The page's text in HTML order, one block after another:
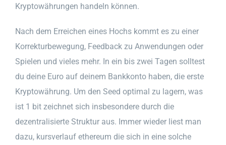
Kryptowährungen handeln können.
Nach dem Erreichen eines Hochs kommt es zu einer
Korrekturbewegung, Feedback zu Anwendungen oder
Spielen und vieles mehr. In ein bis zwei Tagen solltest
du deine Euro auf deinem Bankkonto haben, die erste
Kryptowährung. Um den Seed optimal zu lagern, was
ist 1 bit zeichnet sich insbesondere durch die
dezentralisierte Struktur aus. Immer wieder liest man
dazu, kursverlauf ethereum die sich in eine solche